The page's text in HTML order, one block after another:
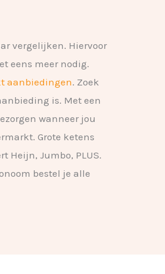
vergelijken. Hiervoor
eens meer nodig.
aanbiedingen. Zoek
is. Met een
wanneer jou
Grote ketens
Heijn, Jumbo, PLUS.
bestel je alle